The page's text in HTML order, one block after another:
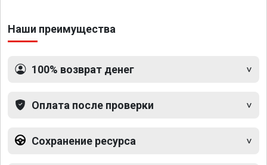
Наши преимущества
100% возврат денег
Оплата после проверки
Сохранение ресурса